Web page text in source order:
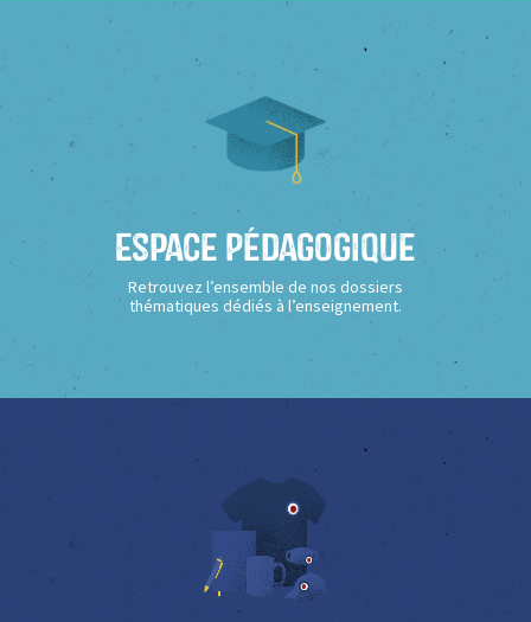
Espace Pédagogique
Retrouvez l’ensemble de nos dossiers
thématiques dédiés à l’enseignement.